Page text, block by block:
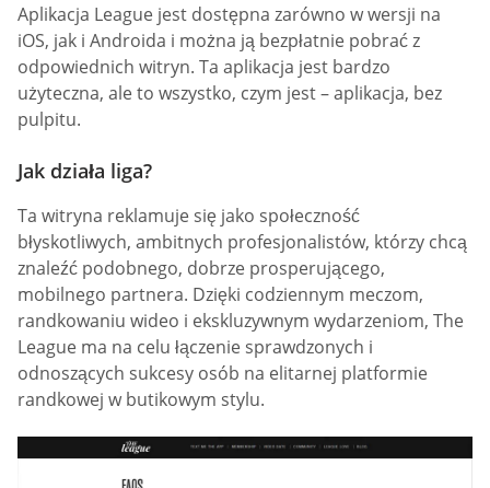
Aplikacja League jest dostępna zarówno w wersji na
iOS, jak i Androida i można ją bezpłatnie pobrać z
odpowiednich witryn. Ta aplikacja jest bardzo
użyteczna, ale to wszystko, czym jest – aplikacja, bez
pulpitu.
Jak działa liga?
Ta witryna reklamuje się jako społeczność
błyskotliwych, ambitnych profesjonalistów, którzy chcą
znaleźć podobnego, dobrze prosperującego,
mobilnego partnera. Dzięki codziennym meczom,
randkowaniu wideo i ekskluzywnym wydarzeniom, The
League ma na celu łączenie sprawdzonych i
odnoszących sukcesy osób na elitarnej platformie
randkowej w butikowym stylu.